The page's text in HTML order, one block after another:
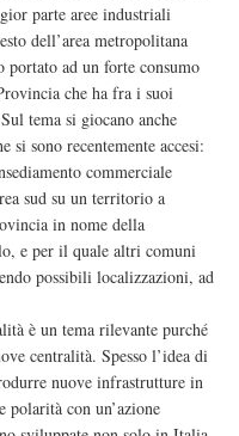
parte aree industriali
dell’area metropolitana
ad un forte consumo
che ha fra i suoi
tema si giocano anche
sono recentemente accesi:
commerciale
sud su un territorio a
in nome della
e per il quale altri comuni
possibili localizzazioni, ad
è un tema rilevante purché
centralità. Spesso l’idea di
nuove infrastrutture in
con un’azione